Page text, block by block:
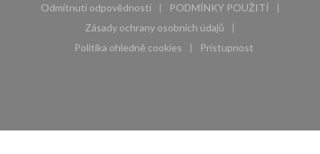
Odmítnutí odpovědnosti
((otevře se v novém okně))
PODMÍNKY POUŽITÍ
((otevře se v novém
Zásady ochrany osobních údajů
((otevře se v novém okně))
Politika ohledně cookies
((otevře se v novém okně))
Pristupnost
((otevře se v novém